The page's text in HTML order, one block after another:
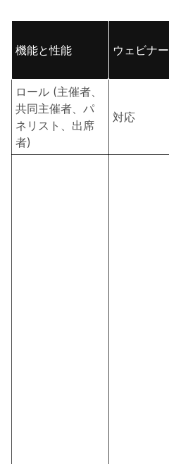
機能と性能 ウェビナー
ロール (主催者、
共同主催者、パ
ネリスト、出席
者)
対応